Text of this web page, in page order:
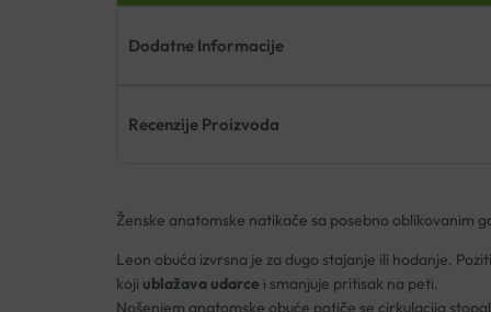
Dodatne Informacije
Recenzije Proizvoda
Ženske anatomske natikače sa posebno oblikovanim
Leon obuća izvrsna je za dugo stajanje ili hodanje.
koji ublažava udarce i smanjuje pritisak na peti.
Nošenjem anatomske obuće potiče se cirkulacija